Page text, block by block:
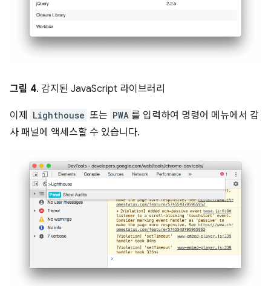
그림 4. 감지된 JavaScript 라이브러리
이제 Lighthouse 또는 PWA 를 입력하여 명령어 메뉴에서 감
사 패널에 액세스할 수 있습니다.